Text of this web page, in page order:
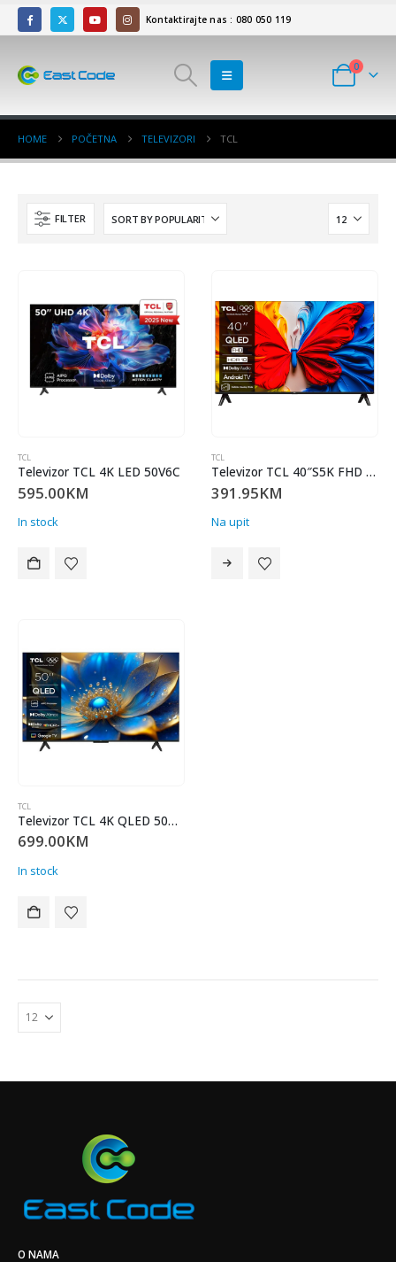
Kontaktirajte nas : 080 050 119
0
HOME POČETNA TELEVIZORI TCL
FILTER
TCL
Televizor TCL 4K LED 50V6C
595.00KM
In stock
TCL
Televizor TCL 40″S5K FHD QLED TV60 Hz HDR 10 Android TV;Dolby Digital Plus / 24 mjeseca
391.95KM
Na upit
TCL
Televizor TCL 4K QLED 50P71K
699.00KM
In stock
O NAMA